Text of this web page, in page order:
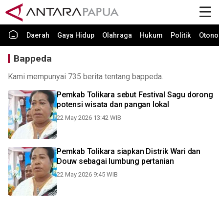
Daerah Gaya Hidup Olahraga Hukum Politik
Bappeda
Kami mempunyai 735 berita tentang bappeda.
Pemkab Tolikara sebut Festival Sagu dorong
potensi wisata dan pangan lokal
22 May 2026 13:42 WIB
Pemkab Tolikara siapkan Distrik Wari dan
Douw sebagai lumbung pertanian
22 May 2026 9:45 WIB